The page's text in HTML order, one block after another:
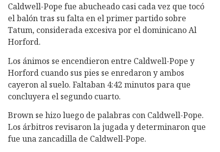
Caldwell-Pope fue abucheado casi cada vez que tocó
el balón tras su falta en el primer partido sobre
Tatum, considerada excesiva por el dominicano Al
Horford.
Los ánimos se encendieron entre Caldwell-Pope y
Horford cuando sus pies se enredaron y ambos
cayeron al suelo. Faltaban 4:42 minutos para que
concluyera el segundo cuarto.
Brown se hizo luego de palabras con Caldwell-Pope.
Los árbitros revisaron la jugada y determinaron que
fue una zancadilla de Caldwell-Pope.